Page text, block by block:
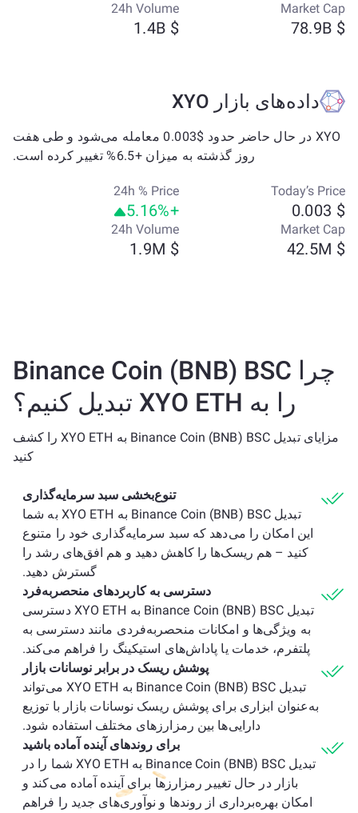
Market Cap
$ 78.9B
24h Volume
$ 1.4B
داده‌های بازار XYO
XYO در حال حاضر حدود $0.003 معامله می‌شود و طی هفت
روز گذشته به میزان +6.5% تغییر کرده است.
Today’s Price
$ 0.003
24h % Price
+5.16%
Market Cap
$ 42.5M
24h Volume
$ 1.9M
چرا Binance Coin (BNB) BSC
را به XYO ETH تبدیل کنیم؟
مزایای تبدیل Binance Coin (BNB) BSC به XYO ETH را کشف
کنید
تنوع‌بخشی سبد سرمایه‌گذاری
تبدیل Binance Coin (BNB) BSC به XYO ETH به شما
این امکان را می‌دهد که سبد سرمایه‌گذاری خود را متنوع
کنید – هم ریسک‌ها را کاهش دهید و هم افق‌های رشد را
گسترش دهید.
دسترسی به کاربردهای منحصربه‌فرد
تبدیل Binance Coin (BNB) BSC به XYO ETH دسترسی
به ویژگی‌ها و امکانات منحصربه‌فردی مانند دسترسی به
پلتفرم، خدمات یا پاداش‌های استیکینگ را فراهم می‌کند.
پوشش ریسک در برابر نوسانات بازار
تبدیل Binance Coin (BNB) BSC به XYO ETH می‌تواند
به‌عنوان ابزاری برای پوشش ریسک نوسانات بازار با توزیع
دارایی‌ها بین رمزارزهای مختلف استفاده شود.
برای روندهای آینده آماده باشید
تبدیل Binance Coin (BNB) BSC به XYO ETH شما را در
بازار در حال تغییر رمزارزها برای آینده آماده می‌کند و
امکان بهره‌برداری از روندها و نوآوری‌های جدید را فراهم